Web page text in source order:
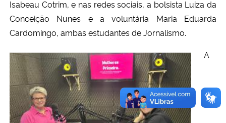
Isabeau Cotrim, e nas redes sociais, a bolsista Luiza da
Conceição Nunes e a voluntária Maria Eduarda
Cardomingo, ambas estudantes de Jornalismo.
A